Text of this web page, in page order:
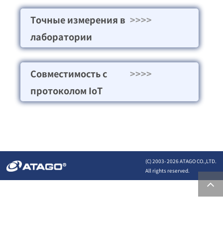
Точные измерения в
лаборатории
>>>>
Совместимость с
протоколом IoT
>>>>
(C) 2003-2026 ATAGO CO.,LTD.
All rights reserved.